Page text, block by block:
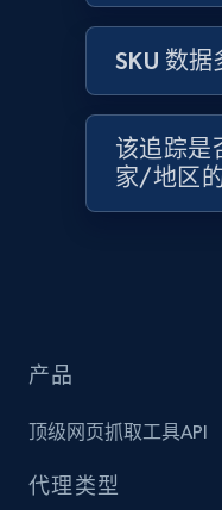
Collecting
Title, Seller name,
price, Currency,
more.
2.1K+
price, Currency,
SKU 数据
该追踪是
家/地区
产品
顶级网页抓取工具API
代理类型